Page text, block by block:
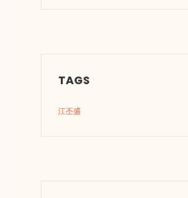
TAGS
江丕盛